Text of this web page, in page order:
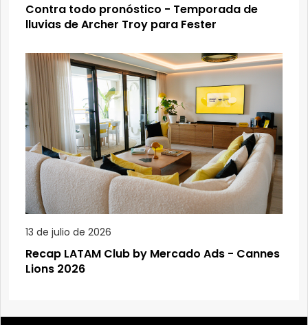
Contra todo pronóstico - Temporada de
lluvias de Archer Troy para Fester
13 de julio de 2026
Recap LATAM Club by Mercado Ads - Cannes
Lions 2026